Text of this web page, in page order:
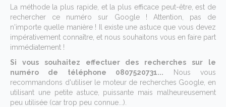
La méthode la plus rapide, et la plus efficace peut-être, est de
rechercher ce numéro sur Google ! Attention, pas de
n'importe quelle manière ! Il existe une astuce que vous devez
impérativement connaître, et nous souhaitons vous en faire part
immédiatement !
Si vous souhaitez effectuer des recherches sur le
numéro de téléphone 0807520731... Nous vous
recommandons d'utiliser le moteur de recherches Google, en
utilisant une petite astuce, puissante mais malheureusement
peu utilisée (car trop peu connue...).